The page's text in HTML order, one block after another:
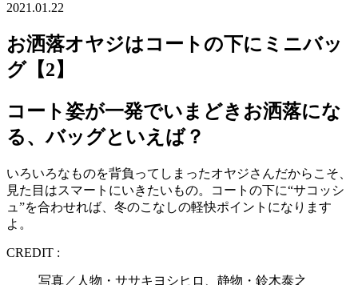
2021.01.22
お洒落オヤジはコートの下にミニバッ
グ【2】
コート姿が一発でいまどきお洒落にな
る、バッグといえば？
いろいろなものを背負ってしまったオヤジさんだからこそ、
見た目はスマートにいきたいもの。コートの下に“サコッシ
ュ”を合わせれば、冬のこなしの軽快ポイントになります
よ。
CREDIT :
写真／人物・ササキヨシヒロ、静物・鈴木泰之